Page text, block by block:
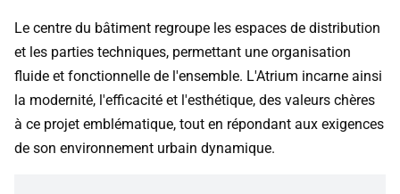
Le centre du bâtiment regroupe les espaces de distribution
et les parties techniques, permettant une organisation
fluide et fonctionnelle de l'ensemble. L'Atrium incarne ainsi
la modernité, l'efficacité et l'esthétique, des valeurs chères
à ce projet emblématique, tout en répondant aux exigences
de son environnement urbain dynamique.